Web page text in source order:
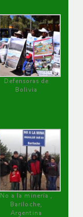
Defensoras de
Bolivia
No a la minería ,
Bariloche,
Argentina